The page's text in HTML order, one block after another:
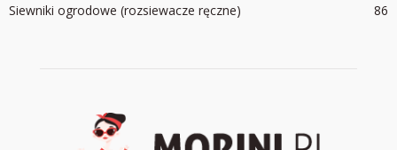
Siewniki ogrodowe (rozsiewacze ręczne)
86